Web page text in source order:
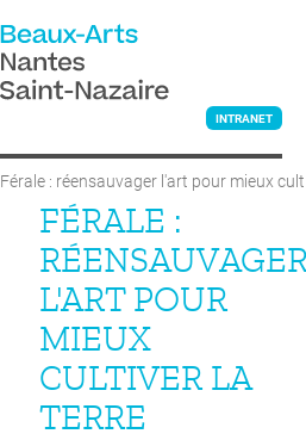
INTRANET
Férale : réensauvager l'art pour mieux
FÉRALE :
L'ART POUR
MIEUX
CULTIVER LA
TERRE